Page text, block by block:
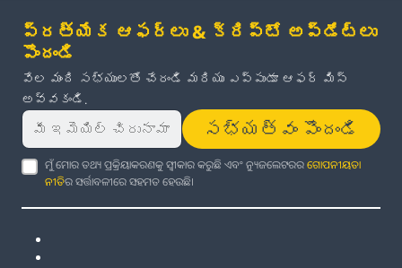
ప్రత్యేక ఆఫర్లు & క్రిప్టో అప్‌డేట్‌లు
పొందండి
వేల మంది సభ్యులతో చేరండి మరియు ఎప్పుడూ ఆఫర్ మిస్
అవ్వకండి.
సభ్యత్వం పొందండి
ମୁଁ ମୋର ତଥ୍ୟ ପ୍ରକ୍ରିୟାକରଣକୁ ସ୍ୱୀକାର କରୁଛି ଏବଂ ନ୍ୟୁଜଲେଟରରଗୋପନୀୟତା
ନୀତିର ସର୍ତ୍ତାବଳୀରେ ସହମତ ହେଉଛି।